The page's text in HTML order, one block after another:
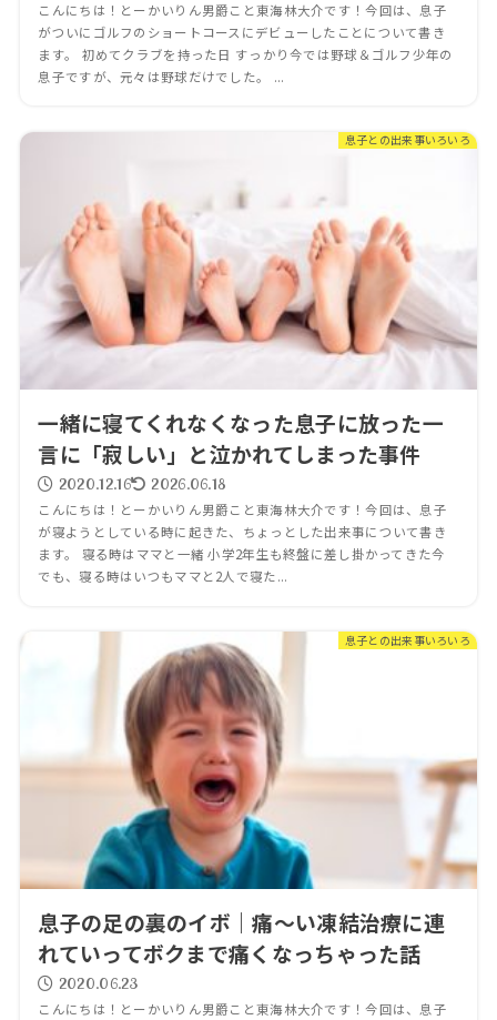
こんにちは！とーかいりん男爵こと東海林大介です！今回は、息子
がついにゴルフのショートコースにデビューしたことについて書き
ます。 初めてクラブを持った日 すっかり今では野球＆ゴルフ少年の
息子ですが、元々は野球だけでした。 ...
息子との出来事いろいろ
一緒に寝てくれなくなった息子に放った一
言に「寂しい」と泣かれてしまった事件
2020.12.16 2026.06.18
こんにちは！とーかいりん男爵こと東海林大介です！今回は、息子
が寝ようとしている時に起きた、ちょっとした出来事について書き
ます。 寝る時はママと一緒 小学2年生も終盤に差し掛かってきた今
でも、寝る時はいつもママと2人で寝た...
息子との出来事いろいろ
息子の足の裏のイボ｜痛～い凍結治療に連
れていってボクまで痛くなっちゃった話
2020.06.23
こんにちは！とーかいりん男爵こと東海林大介です！今回は、息子